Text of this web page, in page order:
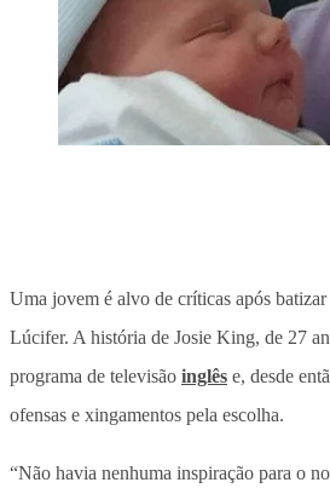
Uma jovem é alvo de críticas após
Lúcifer. A história de Josie King, de 27
programa de televisão inglês e, desde
ofensas e xingamentos pela escolha.
“Não havia nenhuma inspiração para o